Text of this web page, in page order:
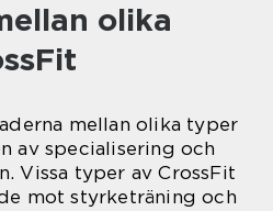
olika
mellan olika typer
av specialisering och
Vissa typer av CrossFit
mot styrketräning och